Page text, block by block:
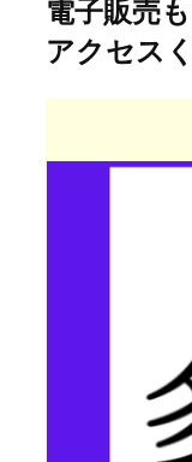
電子販売
アクセス